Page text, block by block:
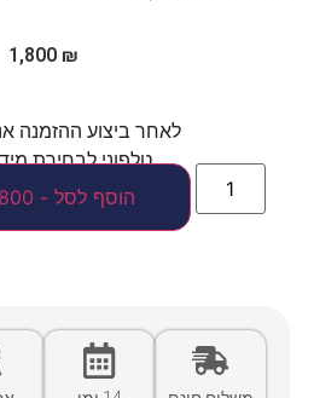
1,800 ₪
לאחר ביצוע ההזמנה
טלפוני לבחירת
הוסף לסל - 1,800 ₪